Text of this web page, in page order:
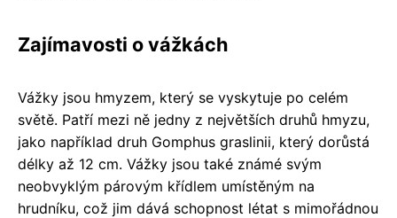
Zajímavosti o vážkách
Vážky jsou hmyzem, který se vyskytuje po celém
světě. Patří mezi ně jedny z největších druhů hmyzu,
jako například druh Gomphus graslinii, který dorůstá
délky až 12 cm. Vážky jsou také známé svým
neobvyklým párovým křídlem umístěným na
hrudníku, což jim dává schopnost létat s mimořádnou